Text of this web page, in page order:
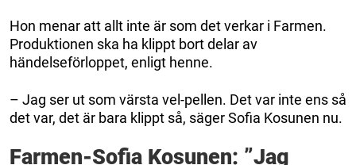
Hon menar att allt inte är som det verkar i Farmen.
Produktionen ska ha klippt bort delar av
händelseförloppet, enligt henne.
– Jag ser ut som värsta vel-pellen. Det var inte ens så
det var, det är bara klippt så, säger Sofia Kosunen nu.
Farmen-Sofia Kosunen: ”Jag